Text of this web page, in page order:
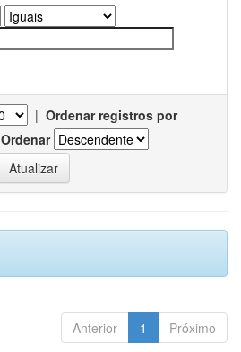
| Ordenar registros por
Ordenar
Anterior 1 Próximo